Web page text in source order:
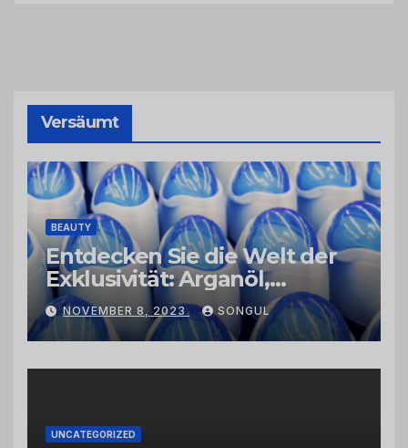
Versäumt
BEAUTY
Entdecken Sie die Welt der
Exklusivität: Arganöl,
Kaktusfeigenkernöl und
Schwarzkümmelöl von
vertrauenswürdigen
Großhändlern und Anbietern
NOVEMBER 8, 2023 SONGUL
UNCATEGORIZED